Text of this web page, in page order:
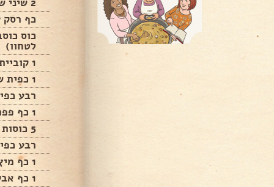
2 שיני שום כתושות
כף רסק
כוס
לטחוו)
1 קוביית בזיליקום של קנור
1 כפית שטוחה מלח
רבע
1 כף פפריקה מתוקה
5 כוסות מים רותחים
רבע
1 כף מיץ לימון
1 כף אבקת בצל